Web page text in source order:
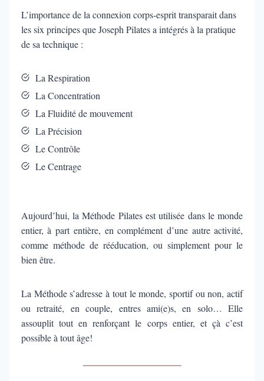
L’importance de la connexion corps-esprit transparait dans
les six principes que Joseph Pilates a intégrés à la pratique
de sa technique :
La Respiration
La Concentration
La Fluidité de mouvement
La Précision
Le Contrôle
Le Centrage
Aujourd’hui, la Méthode Pilates est utilisée dans le monde
entier, à part entière, en complément d’une autre activité,
comme méthode de rééducation, ou simplement pour le
bien être.
La Méthode s’adresse à tout le monde, sportif ou non, actif
ou retraité, en couple, entres ami(e)s, en solo… Elle
assouplit tout en renforçant le corps entier, et çà c’est
possible à tout âge!